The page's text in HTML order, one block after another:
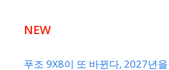
NEW
푸조 9X8이 또 바뀐다, 2027년